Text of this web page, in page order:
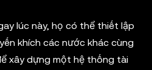
lúc này, họ có thể thiết lập
khích các nước khác cùng
xây dựng một hệ thống tài